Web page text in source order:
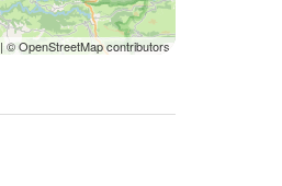
| © OpenStreetMap contributors